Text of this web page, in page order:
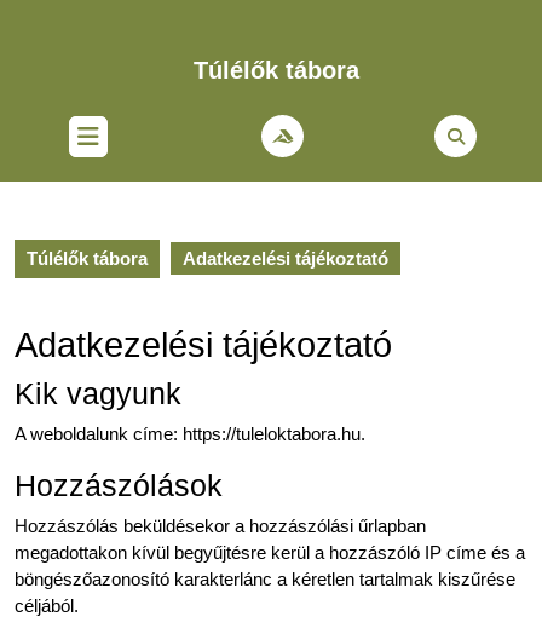
Túlélők tábora
Open
Button
Túlélők tábora Adatkezelési tájékoztató
Adatkezelési tájékoztató
Kik vagyunk
A weboldalunk címe: https://tuleloktabora.hu.
Hozzászólások
Hozzászólás beküldésekor a hozzászólási űrlapban
megadottakon kívül begyűjtésre kerül a hozzászóló IP címe és a
böngészőazonosító karakterlánc a kéretlen tartalmak kiszűrése
céljából.